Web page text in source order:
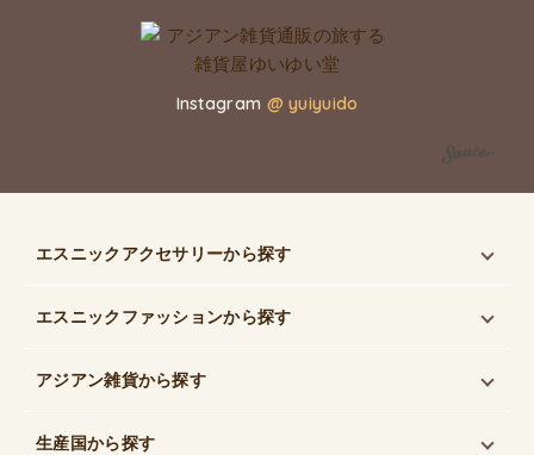
Instagram @ yuiyuido
エスニックアクセサリーから探す
エスニックファッションから探す
アジアン雑貨から探す
生産国から探す